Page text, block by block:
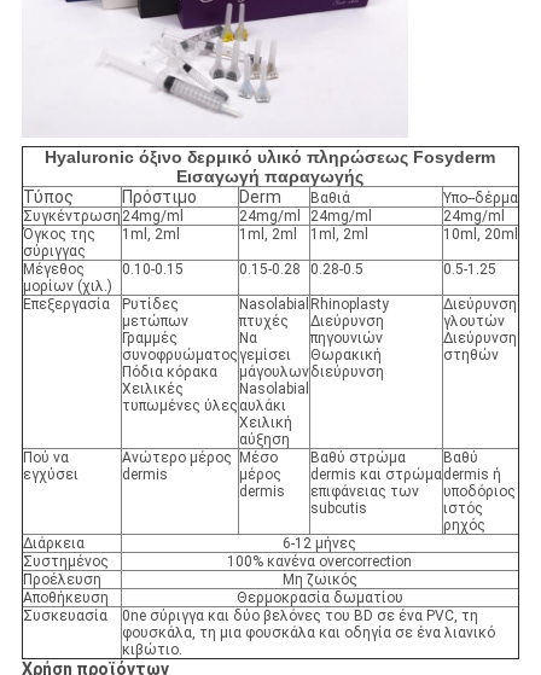
Hyaluronic όξινο δερμικό υλικό πληρώσεως Fosyderm
Εισαγωγή παραγωγής
Τύπος
Πρόστιμο Derm Βαθιά
Υπο--δέρμα
Συγκέντρωση 24mg/ml 24mg/ml 24mg/ml
24mg/ml
Όγκος της
σύριγγας
1ml, 2ml 1ml, 2ml 1ml, 2ml 10ml, 20ml
Μέγεθος
μορίων (χιλ.)
0.10-0.15 0.15-0.28 0.28-0.5 0.5-1.25
Επεξεργασία
Ρυτίδες
μετώπων
Γραμμές
συνοφρυώματος
Πόδια κόρακα
Χειλικές
τυπωμένες ύλες
Nasolabial
πτυχές
Να
γεμίσει
μάγουλων
Nasolabial
αυλάκι
Χειλική
αύξηση
Rhinoplasty
Διεύρυνση
πηγουνιών
Θωρακική
διεύρυνση
Διεύρυνση
γλουτών
Διεύρυνση
στηθών
Πού να
εγχύσει
Ανώτερο μέρος
dermis
Μέσο
μέρος
dermis
Βαθύ στρώμα
dermis και στρώμα
επιφάνειας των
subcutis
Βαθύ
dermis ή
υποδόριος
ιστός
ρηχός
Διάρκεια
6-12 μήνες
Συστημένος
100% κανένα overcorrection
Προέλευση
Μη ζωικός
Αποθήκευση
Θερμοκρασία δωματίου
Συσκευασία
0ne σύριγγα και δύο βελόνες του BD σε ένα PVC, τη
φουσκάλα, τη μια φουσκάλα και οδηγία σε ένα λιανικό
κιβώτιο.
Χρήση προϊόντων